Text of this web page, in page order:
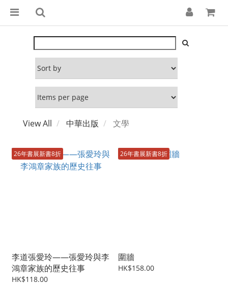
View All 中華出版 文學
26年書展新書8折
李道張愛玲——張愛玲與李
鴻章家族的歷史往事
HK$118.00
26年書展新書8折
圍牆
HK$158.00